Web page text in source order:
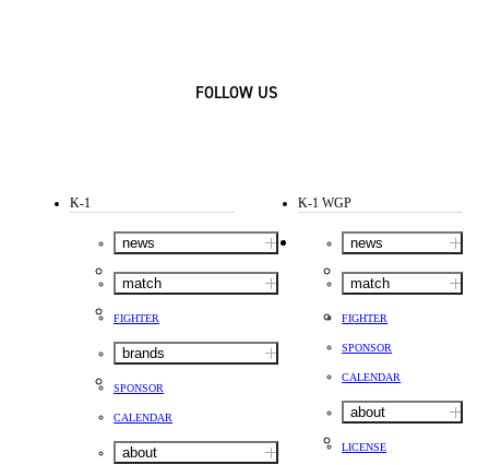
FOLLOW US
K-1
news
match
FIGHTER
brands
SPONSOR
CALENDAR
about
K-1 WGP
news
match
FIGHTER
SPONSOR
CALENDAR
about
LICENSE